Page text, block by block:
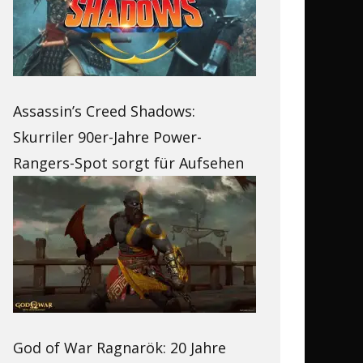
Assassin’s Creed Shadows:
Skurriler 90er-Jahre Power-
Rangers-Spot sorgt für Aufsehen
God of War Ragnarök: 20 Jahre